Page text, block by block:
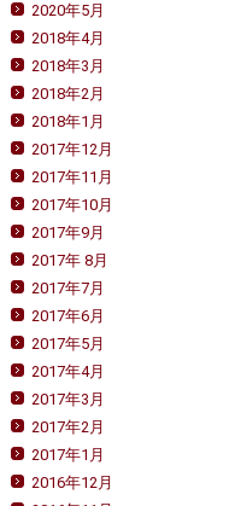
2020年5月
2018年4月
2018年3月
2018年2月
2018年1月
2017年12月
2017年11月
2017年10月
2017年9月
2017年 8月
2017年7月
2017年6月
2017年5月
2017年4月
2017年3月
2017年2月
2017年1月
2016年12月